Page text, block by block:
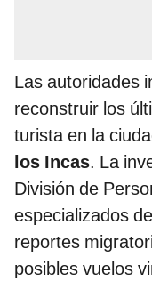
Las autoridades
reconstruir los
turista en la
los Incas. La
División de
especializados
reportes
posibles vuelos